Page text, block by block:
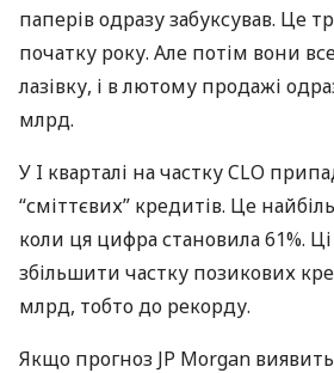
паперів одразу забуксував. Це
початку року. Але потім вони
лазівку, і в лютому продажі
млрд.
У I кварталі на часткуCLO
“сміттєвих” кредитів. Це
коли ця цифра становила 61%.
збільшити частку позикових
млрд, тобто до рекорду.
Якщо прогноз JP Morgan